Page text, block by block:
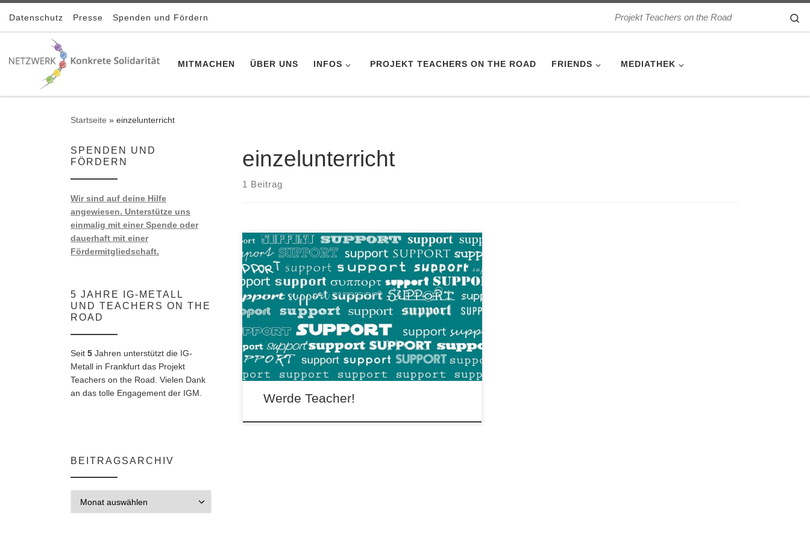
Zum Inhalt springen
Datenschutz Presse Spenden und Fördern Projekt Teachers on the Road
MITMACHEN ÜBER UNS INFOS PROJEKT TEACHERS ON THE ROAD FRIENDS MEDIATHEK
Startseite » einzelunterricht
einzelunterricht
1 Beitrag
Teacher für Einzel- oder Gruppenunterricht in Frankfurt
gesucht Gesucht werden Ehrenamtliche, die
Geflüchteten und Migrant*innen im Einzel- oder
Gruppenunterricht beim […]
Werde Teacher!
SPENDEN UND
FÖRDERN
Wir sind auf deine Hilfe
angewiesen. Unterstütze uns
einmalig mit einer Spende oder
dauerhaft mit einer
Fördermitgliedschaft.
5 JAHRE IG-METALL
UND TEACHERS ON THE
ROAD
Seit 5 Jahren unterstützt die IG-
Metall in Frankfurt das Projekt
Teachers on the Road. Vielen Dank
an das tolle Engagement der IGM.
BEITRAGSARCHIV